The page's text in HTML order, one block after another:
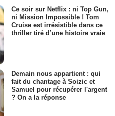
Ce soir sur Netflix : ni Top Gun,
ni Mission Impossible ! Tom
Cruise est irrésistible dans ce
thriller tiré d’une histoire vraie
Demain nous appartient : qui
fait du chantage à Soizic et
Samuel pour récupérer l'argent
? On a la réponse